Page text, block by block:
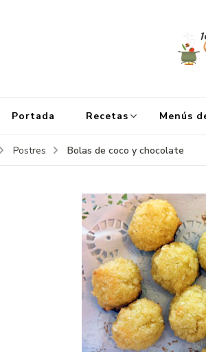
Portada Recetas Menús
Postres Bolas de coco y chocolate